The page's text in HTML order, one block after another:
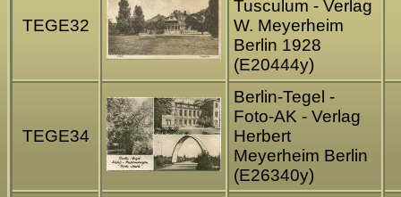
TEGE32
Tusculum - Verlag
W. Meyerheim
Berlin 1928
(E20444y)
TEGE34
Berlin-Tegel -
Foto-AK - Verlag
Herbert
Meyerheim Berlin
(E26340y)